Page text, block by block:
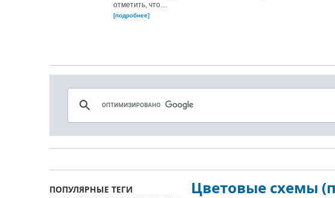
отметить, что…
[подробнее]
Цветовые схемы
ПОПУЛЯРНЫЕ ТЕГИ